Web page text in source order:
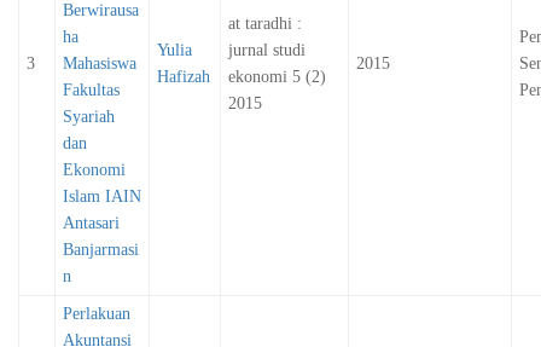
3
Berwirausa
ha
Mahasiswa
Fakultas
Syariah
dan
Ekonomi
Islam IAIN
Antasari
Banjarmasi
n
Yulia
Hafizah
at taradhi :
jurnal studi
ekonomi 5 (2)
2015
2015
Perlakuan
Akuntansi